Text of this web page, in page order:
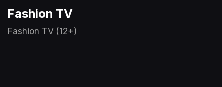
Fashion TV
Fashion TV (12+)